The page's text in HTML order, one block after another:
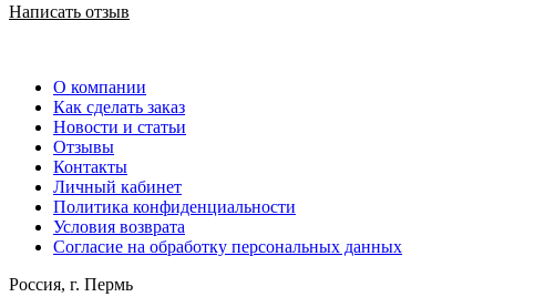
Написать отзыв
О компании
Как сделать заказ
Новости и статьи
Отзывы
Контакты
Личный кабинет
Политика конфиденциальности
Условия возврата
Согласие на обработку персональных данных
Россия, г. Пермь